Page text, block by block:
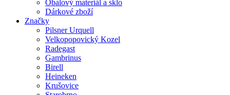
Obalový materiál a sklo
Dárkové zboží
Značky
Pilsner Urquell
Velkopopovický Kozel
Radegast
Gambrinus
Birell
Heineken
Krušovice